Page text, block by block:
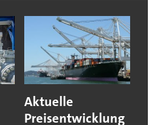
Aktuelle
Preisentwicklung